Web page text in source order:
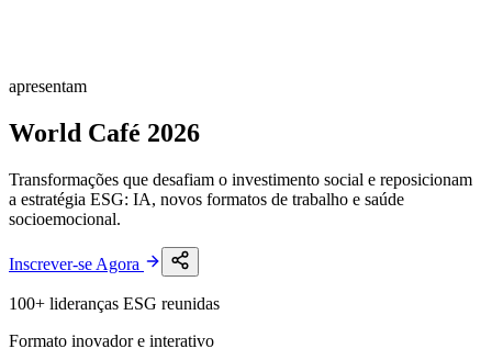
apresentam
World Café 2026
Transformações que desafiam o investimento social e reposicionam
a estratégia ESG: IA, novos formatos de trabalho e saúde
socioemocional.
Inscrever-se Agora
100+ lideranças ESG reunidas
Formato inovador e interativo